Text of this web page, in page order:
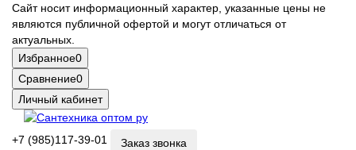
Сайт носит информационный характер, указанные цены не
являются публичной офертой и могут отличаться от
актуальных.
Избранное0
Сравнение0
Личный кабинет
+7 (985)117-39-01
Заказ звонка